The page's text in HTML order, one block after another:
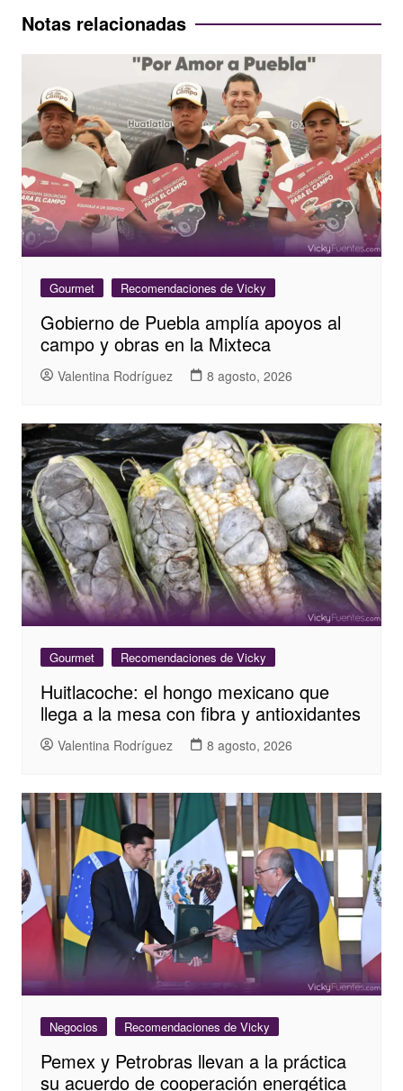
entradas
Notas relacionadas
Gourmet Recomendaciones de Vicky
Gobierno de Puebla amplía apoyos al
campo y obras en la Mixteca
Valentina Rodríguez 8 agosto, 2026
Gourmet Recomendaciones de Vicky
Huitlacoche: el hongo mexicano que
llega a la mesa con fibra y antioxidantes
Valentina Rodríguez 8 agosto, 2026
Negocios Recomendaciones de Vicky
Pemex y Petrobras llevan a la práctica
su acuerdo de cooperación energética